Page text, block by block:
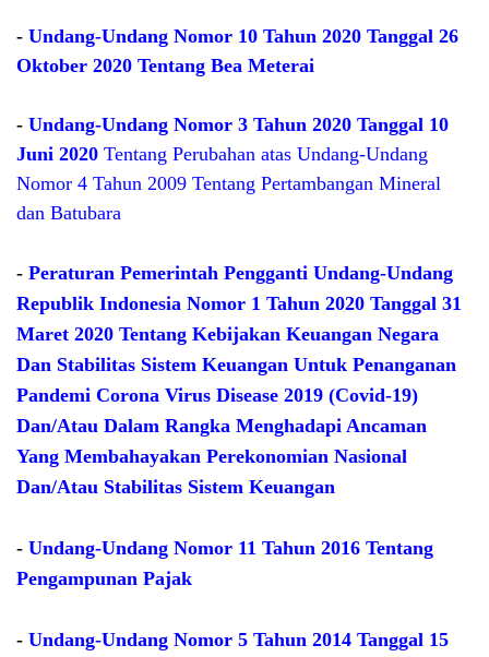
- Undang-Undang Nomor 10 Tahun 2020 Tanggal 26
Oktober 2020 Tentang Bea Meterai
- Undang-Undang Nomor 3 Tahun 2020 Tanggal 10
Juni 2020 Tentang Perubahan atas Undang-Undang
Nomor 4 Tahun 2009 Tentang Pertambangan Mineral
dan Batubara
- Peraturan Pemerintah Pengganti Undang-Undang
Republik Indonesia Nomor 1 Tahun 2020 Tanggal 31
Maret 2020 Tentang Kebijakan Keuangan Negara
Dan Stabilitas Sistem Keuangan Untuk Penanganan
Pandemi Corona Virus Disease 2019 (Covid-19)
Dan/Atau Dalam Rangka Menghadapi Ancaman
Yang Membahayakan Perekonomian Nasional
Dan/Atau Stabilitas Sistem Keuangan
- Undang-Undang Nomor 11 Tahun 2016 Tentang
Pengampunan Pajak
- Undang-Undang Nomor 5 Tahun 2014 Tanggal 15